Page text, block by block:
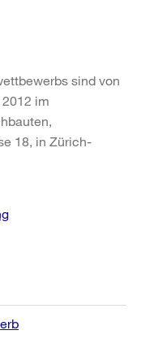
sind von
im
18, in Zürich-